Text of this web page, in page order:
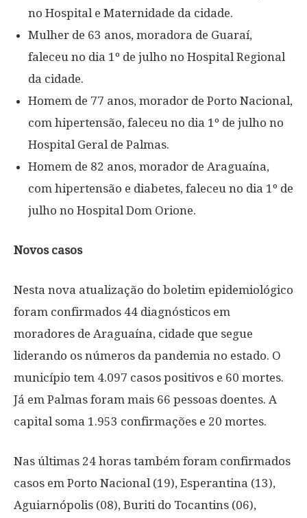
no Hospital e Maternidade da cidade.
Mulher de 63 anos, moradora de Guaraí,
faleceu no dia 1º de julho no Hospital Regional
da cidade.
Homem de 77 anos, morador de Porto Nacional,
com hipertensão, faleceu no dia 1º de julho no
Hospital Geral de Palmas.
Homem de 82 anos, morador de Araguaína,
com hipertensão e diabetes, faleceu no dia 1º de
julho no Hospital Dom Orione.
Novos casos
Nesta nova atualização do boletim epidemiológico
foram confirmados 44 diagnósticos em
moradores de Araguaína, cidade que segue
liderando os números da pandemia no estado. O
município tem 4.097 casos positivos e 60 mortes.
Já em Palmas foram mais 66 pessoas doentes. A
capital soma 1.953 confirmações e 20 mortes.
Nas últimas 24 horas também foram confirmados
casos em Porto Nacional (19), Esperantina (13),
Aguiarnópolis (08), Buriti do Tocantins (06),